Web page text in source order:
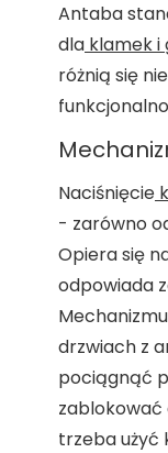
Antaba
dla klamek i
różnią się
Naciśnięcie
- zarówno
Opiera się
odpowiada
drzwiach z
pociągnąć
trzeba użyć